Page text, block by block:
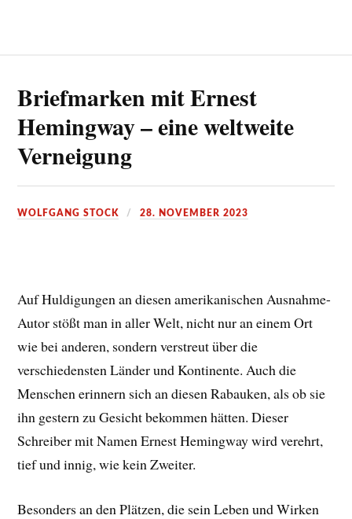
Briefmarken mit Ernest
Hemingway – eine weltweite
Verneigung
WOLFGANG STOCK 28. NOVEMBER 2023
Auf Huldigungen an diesen amerikanischen Ausnahme-
Autor stößt man in aller Welt, nicht nur an einem Ort
wie bei anderen, sondern verstreut über die
verschiedensten Länder und Kontinente. Auch die
Menschen erinnern sich an diesen Rabauken, als ob sie
ihn gestern zu Gesicht bekommen hätten. Dieser
Schreiber mit Namen Ernest Hemingway wird verehrt,
tief und innig, wie kein Zweiter.
Besonders an den Plätzen, die sein Leben und Wirken